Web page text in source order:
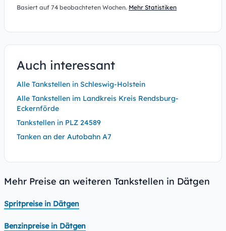
Basiert auf 74 beobachteten Wochen. Mehr Statistiken
Auch interessant
Alle Tankstellen in Schleswig-Holstein
Alle Tankstellen im Landkreis Kreis Rendsburg-
Eckernförde
Tankstellen in PLZ 24589
Tanken an der Autobahn A7
Mehr Preise an weiteren Tankstellen in Dätgen
Spritpreise in Dätgen
Benzinpreise in Dätgen